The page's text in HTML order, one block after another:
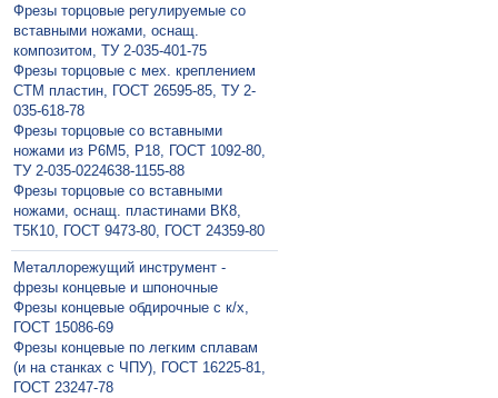
Фрезы торцовые регулируемые со
вставными ножами, оснащ.
композитом, ТУ 2-035-401-75
Фрезы торцовые с мех. креплением
СТМ пластин, ГОСТ 26595-85, ТУ 2-
035-618-78
Фрезы торцовые со вставными
ножами из Р6М5, Р18, ГОСТ 1092-80,
ТУ 2-035-0224638-1155-88
Фрезы торцовые со вставными
ножами, оснащ. пластинами ВК8,
Т5К10, ГОСТ 9473-80, ГОСТ 24359-80
Металлорежущий инструмент -
фрезы концевые и шпоночные
Фрезы концевые обдирочные с к/х,
ГОСТ 15086-69
Фрезы концевые по легким сплавам
(и на станках с ЧПУ), ГОСТ 16225-81,
ГОСТ 23247-78